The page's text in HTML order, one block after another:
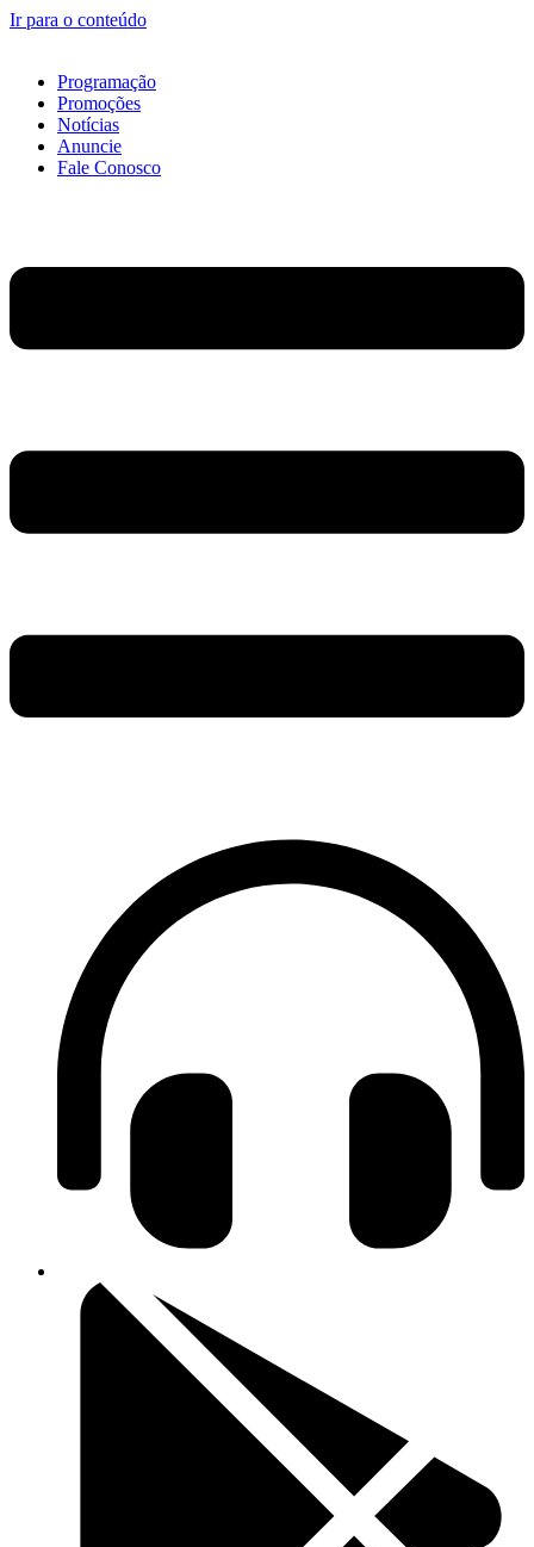
Ir para o conteúdo
Programação
Promoções
Notícias
Anuncie
Fale Conosco